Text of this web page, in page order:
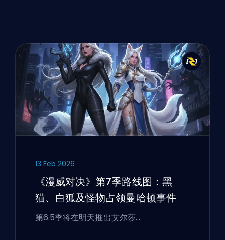
13 Feb 2026
《漫威对决》第7季路线图：黑
猫、白狐及怪物占领曼哈顿事件
第6.5季将在明天推出艾尔莎…